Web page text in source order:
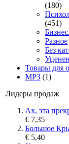
(180)
(451)
Разное
Без
Товары для
MP3 (1)
Лидеры продаж
Ах, эта
€ 7,35
Большое
€ 5,40